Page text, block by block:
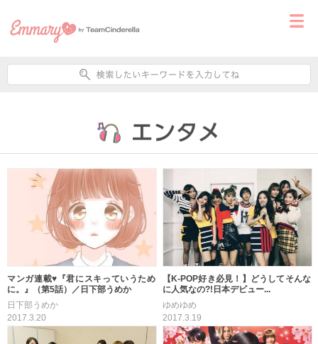
マンガ連載♥『君にスキっていうため
に。』（第5話）／日下部うめか
日下部うめか
2017.3.20
【K-POP好き必見！】どうしてそんな
に人気なの?!日本デビュー...
ゆめゆめ
2017.3.19